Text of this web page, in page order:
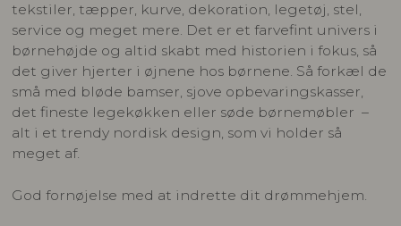
tekstiler, tæpper, kurve, dekoration, legetøj, stel,
service og meget mere. Det er et farvefint univers i
børnehøjde og altid skabt med historien i fokus, så
det giver hjerter i øjnene hos børnene. Så forkæl de
små med bløde bamser, sjove opbevaringskasser,
det fineste legekøkken eller søde børnemøbler –
alt i et trendy nordisk design, som vi holder så
meget af.
God fornøjelse med at indrette dit drømmehjem.